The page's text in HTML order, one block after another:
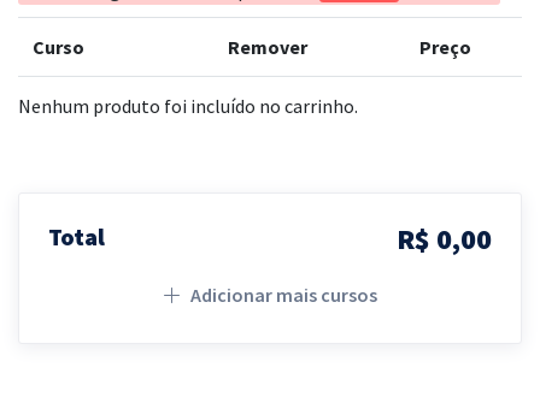
Curso Remover Preço
Nenhum produto foi incluído no carrinho.
Total R$ 0,00
Adicionar mais cursos